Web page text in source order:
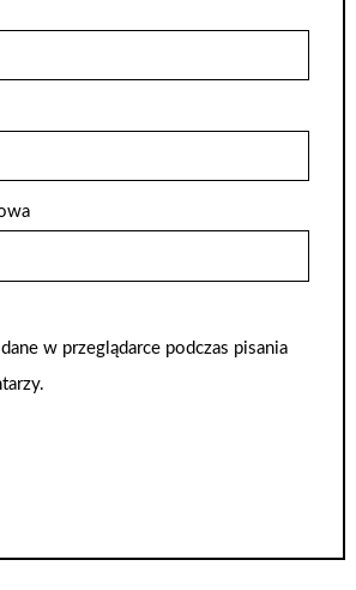
w przeglądarce podczas pisania